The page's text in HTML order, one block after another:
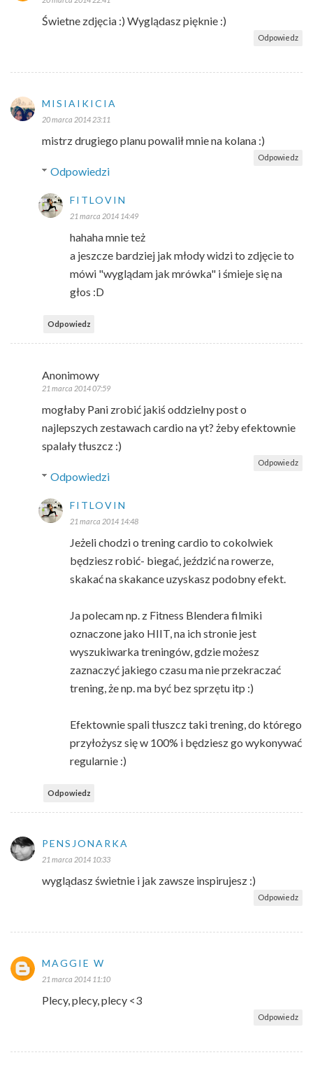
Świetne zdjęcia :) Wyglądasz pięknie :)
Odpowiedz
MISIAIKICIA
20 marca 2014 23:11
mistrz drugiego planu powalił mnie na kolana :)
Odpowiedz
Odpowiedzi
FITLOVIN
21 marca 2014 14:49
hahaha mnie też
a jeszcze bardziej jak młody widzi to zdjęcie to
mówi "wyglądam jak mrówka" i śmieje się na
głos :D
Odpowiedz
Anonimowy
21 marca 2014 07:59
mogłaby Pani zrobić jakiś oddzielny post o
najlepszych zestawach cardio na yt? żeby efektownie
spalały tłuszcz :)
Odpowiedz
Odpowiedzi
FITLOVIN
21 marca 2014 14:48
Jeżeli chodzi o trening cardio to cokolwiek
będziesz robić- biegać, jeździć na rowerze,
skakać na skakance uzyskasz podobny efekt.
Ja polecam np. z Fitness Blendera filmiki
oznaczone jako HIIT, na ich stronie jest
wyszukiwarka treningów, gdzie możesz
zaznaczyć jakiego czasu ma nie przekraczać
trening, że np. ma być bez sprzętu itp :)
Efektownie spali tłuszcz taki trening, do którego
przyłożysz się w 100% i będziesz go wykonywać
regularnie :)
Odpowiedz
PENSJONARKA
21 marca 2014 10:33
wyglądasz świetnie i jak zawsze inspirujesz :)
Odpowiedz
MAGGIE W
21 marca 2014 11:10
Plecy, plecy, plecy <3
Odpowiedz